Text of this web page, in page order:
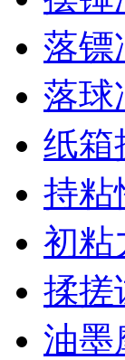
落镖
落球
纸箱
持粘
初粘
揉搓
油墨